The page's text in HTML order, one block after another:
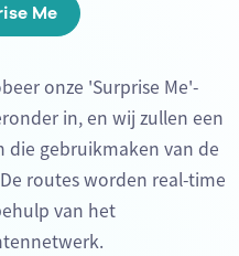
Me
onze 'Surprise Me'-
in, en wij zullen een
die gebruikmaken van de
routes worden real-time
van het